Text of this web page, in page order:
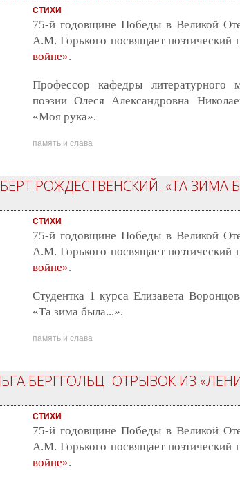
СТИХИ
75-й годовщине Победы в Великой
А.М. Горького посвящает поэтический
войне».
Профессор кафедры литературного
поэзии Олеся Александровна
«Моя рука».
память и слава
РОЖДЕСТВЕНСКИЙ. «ТА ЗИМА
СТИХИ
75-й годовщине Победы в Великой
А.М. Горького посвящает поэтический
войне».
Студентка 1 курса Елизавета
«Та зима была...».
память и слава
БЕРГГОЛЬЦ. ОТРЫВОК ИЗ
СТИХИ
75-й годовщине Победы в Великой
А.М. Горького посвящает поэтический
войне».